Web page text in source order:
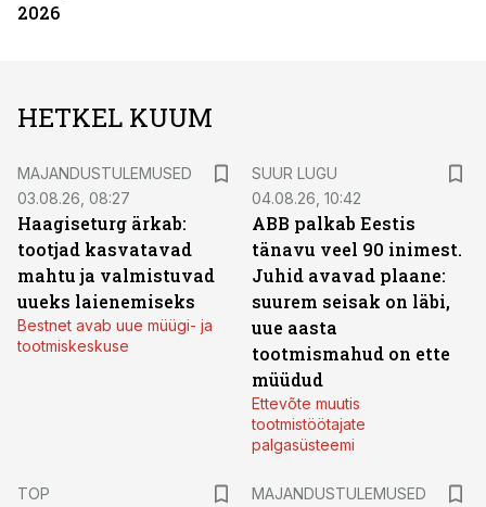
2026
HETKEL KUUM
MAJANDUSTULEMUSED
03.08.26, 08:27
Haagiseturg ärkab:
tootjad kasvatavad
mahtu ja valmistuvad
uueks laienemiseks
Bestnet avab uue müügi- ja
tootmiskeskuse
SUUR LUGU
04.08.26, 10:42
ABB palkab Eestis
tänavu veel 90 inimest.
Juhid avavad plaane:
suurem seisak on läbi,
uue aasta
tootmismahud on ette
müüdud
Ettevõte muutis
tootmistöötajate
palgasüsteemi
TOP
MAJANDUSTULEMUSED